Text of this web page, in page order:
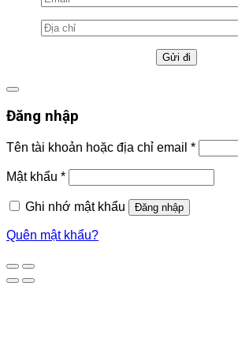
Đăng nhập
Tên tài khoản hoặc địa chỉ email *
Mật khẩu *
Ghi nhớ mật khẩu Đăng nhập
Quên mật khẩu?